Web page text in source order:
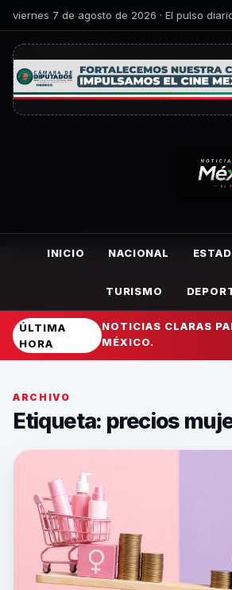
viernes 7 de agosto de 2026 · El pulso
INICIO NACIONAL
TURISMO
ÚLTIMA
HORA
NOTICIAS CLARAS
MÉXICO.
ARCHIVO
Etiqueta: precios